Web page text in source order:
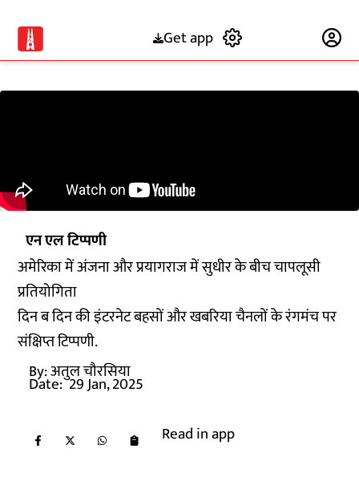
Get app
एन एल टिप्पणी
अमेरिका में अंजना और प्रयागराज में सुधीर के बीच चापलूसी
प्रतियोगिता
दिन ब दिन की इंटरनेट बहसों और खबरिया चैनलों के रंगमंच पर
संक्षिप्त टिप्पणी.
By:अतुल चौरसिया
Date: 29 Jan, 2025
Read in app